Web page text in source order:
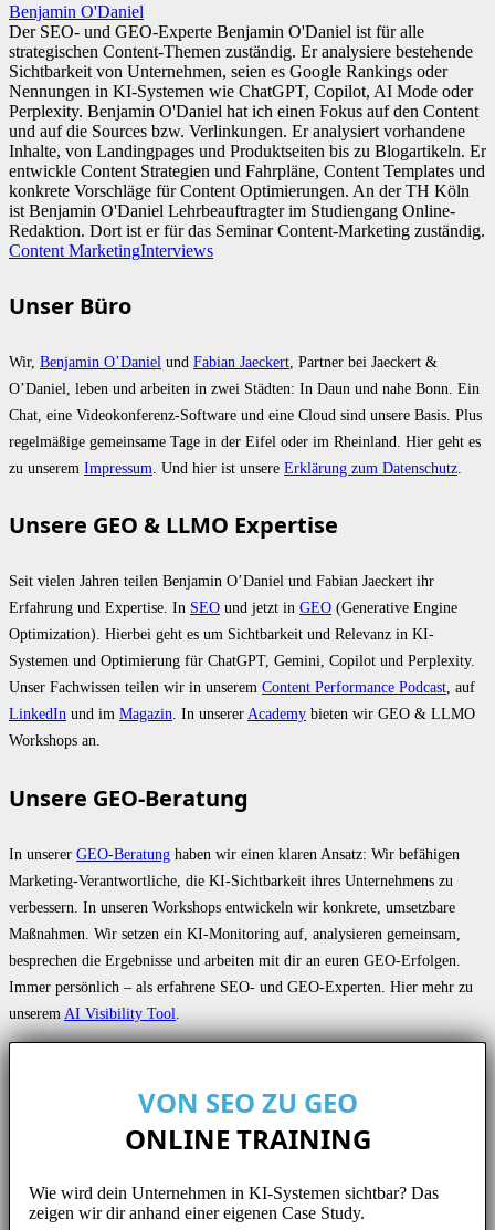
Benjamin O'Daniel
Der SEO- und GEO-Experte Benjamin O'Daniel ist für alle
strategischen Content-Themen zuständig. Er analysiere bestehende
Sichtbarkeit von Unternehmen, seien es Google Rankings oder
Nennungen in KI-Systemen wie ChatGPT, Copilot, AI Mode oder
Perplexity. Benjamin O'Daniel hat ich einen Fokus auf den Content
und auf die Sources bzw. Verlinkungen. Er analysiert vorhandene
Inhalte, von Landingpages und Produktseiten bis zu Blogartikeln. Er
entwickle Content Strategien und Fahrpläne, Content Templates und
konkrete Vorschläge für Content Optimierungen. An der TH Köln
ist Benjamin O'Daniel Lehrbeauftragter im Studiengang Online-
Redaktion. Dort ist er für das Seminar Content-Marketing zuständig.
Content MarketingInterviews
Unser Büro
Wir, Benjamin O’Daniel und Fabian Jaeckert , Partner bei Jaeckert &
O’Daniel, leben und arbeiten in zwei Städten: In Daun und nahe Bonn. Ein
Chat, eine Videokonferenz-Software und eine Cloud sind unsere Basis. Plus
regelmäßige gemeinsame Tage in der Eifel oder im Rheinland. Hier geht es
zu unserem Impressum . Und hier ist unsere Erklärung zum Datenschutz
Unsere GEO & LLMO Expertise
Seit vielen Jahren teilen Benjamin O’Daniel und Fabian Jaeckert ihr
Erfahrung und Expertise. In SEO und jetzt in GEO (Generative Engine
Optimization). Hierbei geht es um Sichtbarkeit und Relevanz in KI-
Systemen und Optimierung für ChatGPT, Gemini, Copilot und Perplexity.
Unser Fachwissen teilen wir in unserem Content Performance Podcast , auf
LinkedIn und im Magazin . In unserer Academy bieten wir GEO & LLMO
Workshops an.
Unsere GEO-Beratung
In unserer GEO-Beratung haben wir einen klaren Ansatz: Wir befähigen
Marketing-Verantwortliche, die KI-Sichtbarkeit ihres Unternehmens zu
verbessern. In unseren Workshops entwickeln wir konkrete, umsetzbare
Maßnahmen. Wir setzen ein KI-Monitoring auf, analysieren gemeinsam,
besprechen die Ergebnisse und arbeiten mit dir an euren GEO-Erfolgen.
Immer persönlich – als erfahrene SEO- und GEO-Experten. Hier mehr zu
unserem AI Visibility Tool
VON SEO ZU GEO
ONLINE TRAINING
Wie wird dein Unternehmen in KI-Systemen sichtbar? Das
zeigen wir dir anhand einer eigenen Case Study.